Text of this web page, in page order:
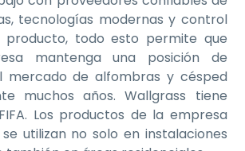
tecnologías modernas y control
producto, todo esto permite que
mantenga una posición de
mercado de alfombras y césped
muchos años. Wallgrass tiene
Los productos de la empresa
utilizan no solo en instalaciones